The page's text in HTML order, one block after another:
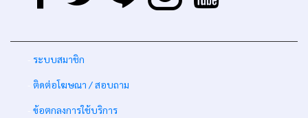
ระบบสมาชิก
ติดต่อโฆษณา / สอบถาม
ข้อตกลงการใช้บริการ